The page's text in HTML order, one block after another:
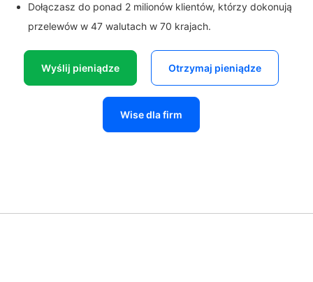
Dołączasz do ponad 2 milionów klientów, którzy dokonują
przelewów w 47 walutach w 70 krajach.
Wyślij pieniądze Otrzymaj pieniądze
Wise dla firm